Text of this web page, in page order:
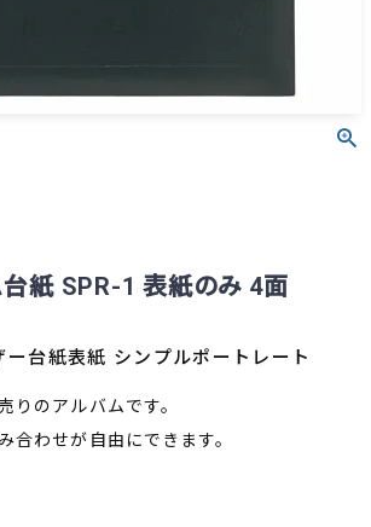
紙 SPR-1 表紙のみ 4面
ー台紙表紙 シンプルポートレート
りのアルバムです。
合わせが自由にできます。